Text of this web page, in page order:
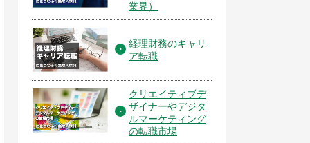
業界）
経理財務のキャリ
ア転職
クリエイティブデ
ザイナーやデジタ
ルマーケティング
の転職市場